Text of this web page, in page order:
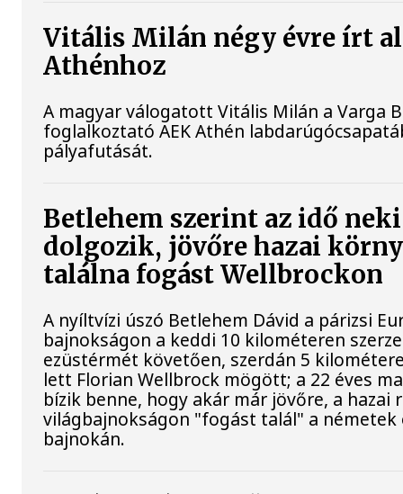
Vitális Milán négy évre írt
Athénhoz
A magyar válogatott Vitális Milán a Varga
foglalkoztató AEK Athén
pályafutását.
Betlehem szerint az idő neki
dolgozik, jövőre hazai
találna fogást Wellbrockon
A nyíltvízi úszó Betlehem Dávid a párizsi
bajnokságon a keddi 10 kilométeren
ezüstérmét követően, szerdán 5
lett Florian Wellbrock mögött; a 22 éves
bízik benne, hogy akár már jövőre, a hazai
világbajnokságon "fogást talál" a németek
bajnokán.